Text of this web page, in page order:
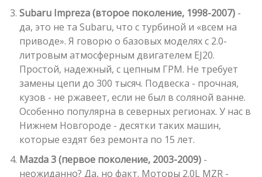
Subaru Impreza (второе поколение, 1998-2007)-
да, это не та Subaru, что с турбиной и «всем на
приводе». Я говорю о базовых моделях с 2.0-
литровым атмосферным двигателем EJ20.
Простой, надежный, с цепным ГРМ. Не требует
замены цепи до 300 тысяч. Подвеска - прочная,
кузов - не ржавеет, если не был в соляной ванне.
Особенно популярна в северных регионах. У нас в
Нижнем Новгороде - десятки таких машин,
которые ездят без ремонта по 15 лет.
Mazda 3 (первое поколение, 2003-2009)-
неожиданно? Да, но факт. Моторы 2.0L MZR -